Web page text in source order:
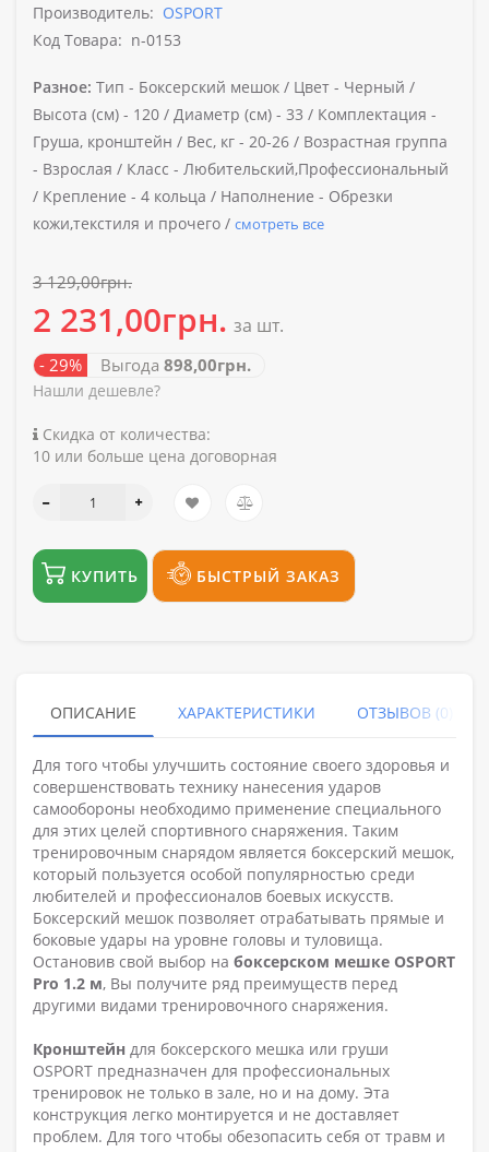
Производитель: OSPORT
Код Товара: n-0153
Разное: Тип - Боксерский мешок / Цвет - Черный /
Высота (см) - 120 / Диаметр (см) - 33 / Комплектация -
Груша, кронштейн / Вес, кг - 20-26 / Возрастная группа
- Взрослая / Класс - Любительский,Профессиональный
/ Крепление - 4 кольца / Наполнение - Обрезки
кожи,текстиля и прочего / смотреть все
3 129,00грн.
2 231,00грн. за шт.
- 29% Выгода 898,00грн.
Нашли дешевле?
Скидка от количества:
10 или больше цена договорная
КУПИТЬ БЫСТРЫЙ ЗАКАЗ
ОПИСАНИЕ ХАРАКТЕРИСТИКИ ОТЗЫВОВ (0)
Для того чтобы улучшить состояние своего здоровья и
совершенствовать технику нанесения ударов
самообороны необходимо применение специального
для этих целей спортивного снаряжения. Таким
тренировочным снарядом является боксерский мешок,
который пользуется особой популярностью среди
любителей и профессионалов боевых искусств.
Боксерский мешок позволяет отрабатывать прямые и
боковые удары на уровне головы и туловища.
Остановив свой выбор на боксерском мешке OSPORT
Pro 1.2 м, Вы получите ряд преимуществ перед
другими видами тренировочного снаряжения.
Кронштейн для боксерского мешка или груши
OSPORT предназначен для профессиональных
тренировок не только в зале, но и на дому. Эта
конструкция легко монтируется и не доставляет
проблем. Для того чтобы обезопасить себя от травм и